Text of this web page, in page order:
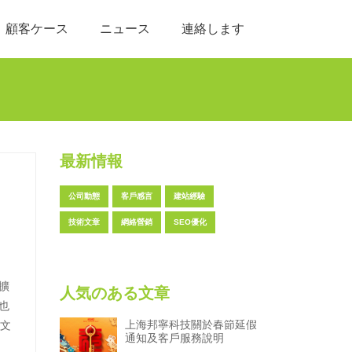
顧客ケース ニュース 連絡します
最新情報
公司動態 客戶感言 建站經驗
技術文章 網絡營銷 SEO優化
人気のある文章
上海邦寧科技關於春節延假
通知及客戶服務說明